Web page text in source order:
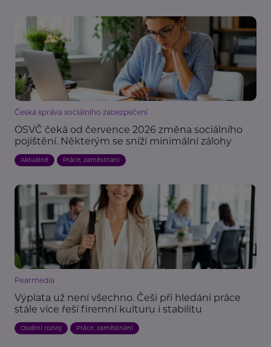
Česká správa sociálního zabezpečení
OSVČ čeká od července 2026 změna sociálního
pojištění. Některým se sníží minimální zálohy
Aktuálně Práce, zaměstnání
Pearmedia
Výplata už není všechno. Češi při hledání práce
stále více řeší firemní kulturu i stabilitu
Osobní rozvoj Práce, zaměstnání